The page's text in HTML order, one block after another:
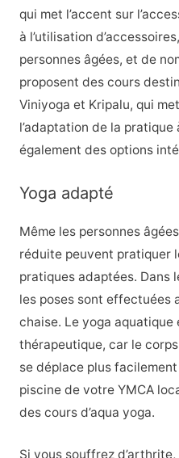
qui met l’accent sur
à l’utilisation
personnes âgées, et de
proposent des cours
Viniyoga et Kripalu, qui
l’adaptation de la
également des options
Yoga adapté
Même les personnes
réduite peuvent pratiquer
pratiques adaptées. Dans
les poses sont effectuées
chaise. Le yoga
thérapeutique, car le
se déplace plus facilement
piscine de votre YMCA
des cours d’aqua yoga.
Si vous souffrez